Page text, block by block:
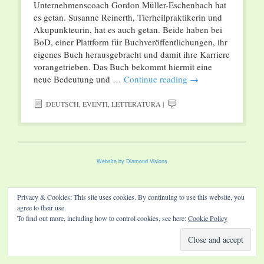
Unternehmenscoach Gordon Müller-Eschenbach hat
es getan. Susanne Reinerth, Tierheilpraktikerin und
Akupunkteurin, hat es auch getan. Beide haben bei
BoD, einer Plattform für Buchveröffentlichungen, ihr
eigenes Buch herausgebracht und damit ihre Karriere
vorangetrieben. Das Buch bekommt hiermit eine
neue Bedeutung und … Continue reading →
DEUTSCH,EVENTI,LETTERATURA |
Website by Diamond Visions
Privacy & Cookies: This site uses cookies. By continuing to use this website, you
agree to their use.
To find out more, including how to control cookies, see here:Cookie Policy